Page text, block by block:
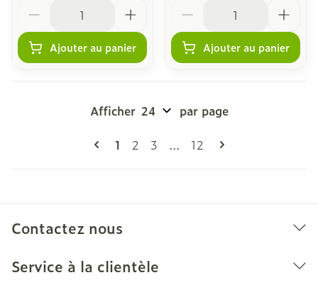
Ajouter au panier Ajouter au panier
Vous lisez actuellement la page
1 Page
2 Page
3 ... Page
12
Afficher par page
Contactez nous
Service à la clientèle